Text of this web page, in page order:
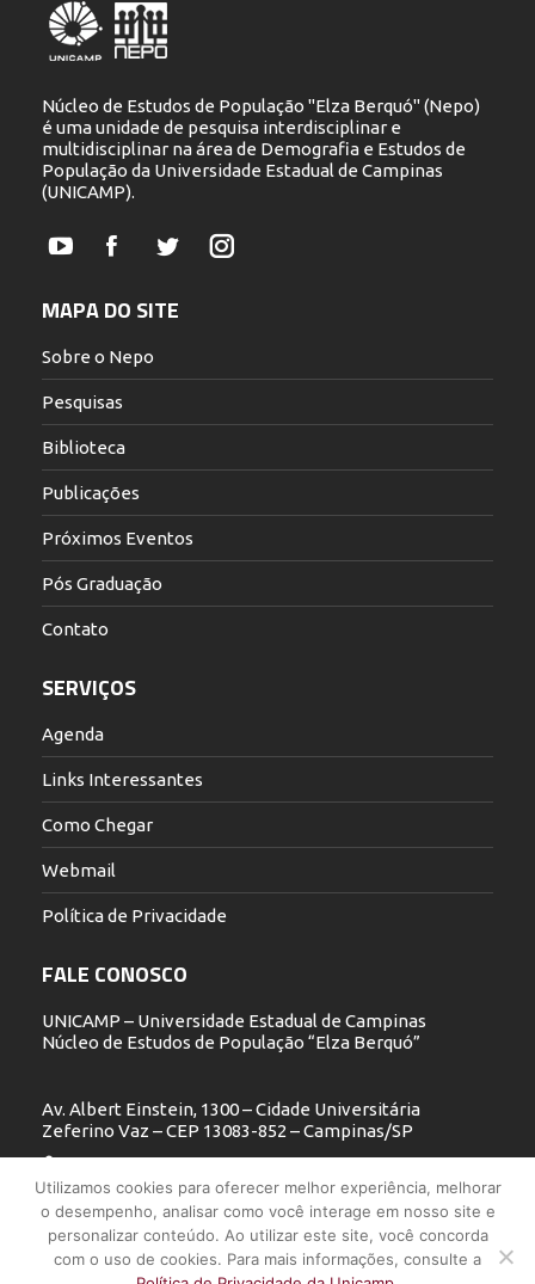
Núcleo de Estudos de População "Elza Berquó" (Nepo)
é uma unidade de pesquisa interdisciplinar e
multidisciplinar na área de Demografia e Estudos de
População da Universidade Estadual de Campinas
(UNICAMP).
YouTubeFacebookTwitterInstagram
MAPA DO SITE
Sobre o Nepo
Pesquisas
Biblioteca
Publicações
Próximos Eventos
Pós Graduação
Contato
SERVIÇOS
Agenda
Links Interessantes
Como Chegar
Webmail
Política de Privacidade
FALE CONOSCO
UNICAMP – Universidade Estadual de Campinas
Núcleo de Estudos de População “Elza Berquó”
Av. Albert Einstein, 1300 – Cidade Universitária
Zeferino Vaz – CEP 13083-852 – Campinas/SP
19 3521.5900
nepo@unicamp.br
Utilizamos cookies para oferecer melhor experiência, melhorar
o desempenho, analisar como você interage em nosso site e
personalizar conteúdo. Ao utilizar este site, você concorda
com o uso de cookies. Para mais informações, consulte a